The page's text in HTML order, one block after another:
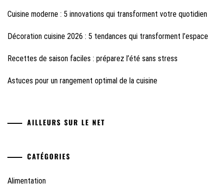
Cuisine moderne : 5 innovations qui transforment votre quotidien
Décoration cuisine 2026 : 5 tendances qui transforment l’espace
Recettes de saison faciles : préparez l’été sans stress
Astuces pour un rangement optimal de la cuisine
AILLEURS SUR LE NET
CATÉGORIES
Alimentation